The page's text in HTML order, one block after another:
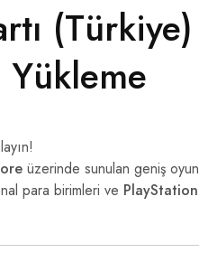
(Türkiye)
üzerinde sunulan geniş oyun
para birimleri ve PlayStation